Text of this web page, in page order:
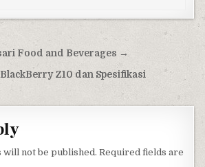
Food and Beverages →
Z10 dan Spesifikasi
will not be published. Required fields are